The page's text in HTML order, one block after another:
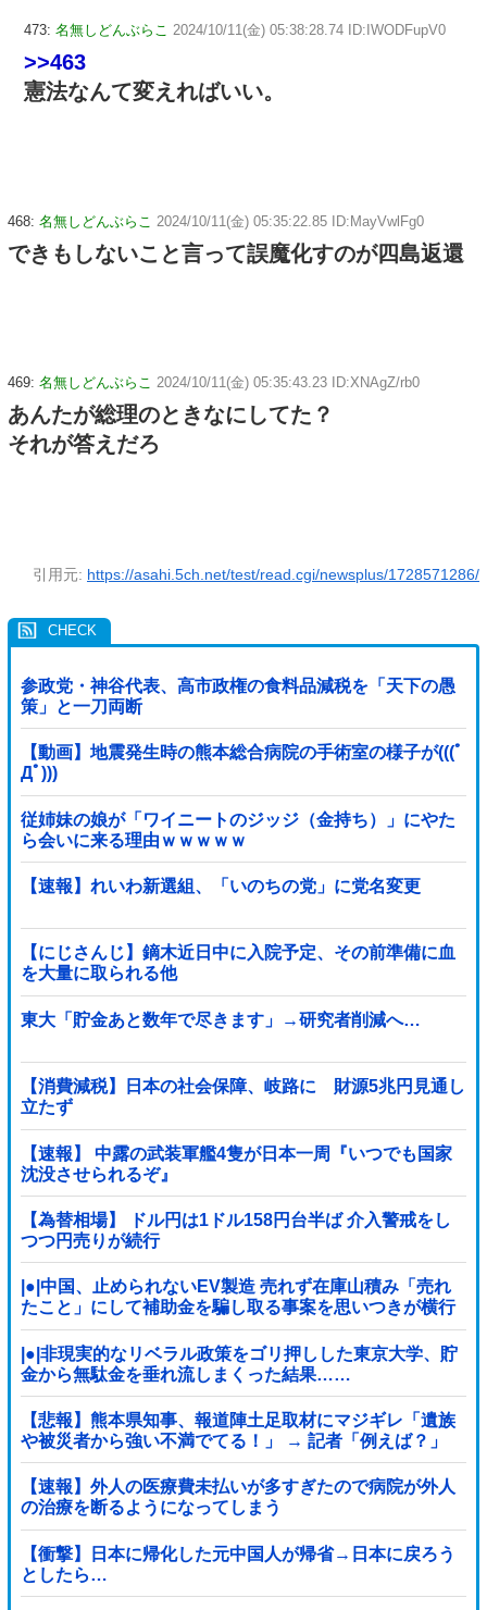
473: 名無しどんぶらこ 2024/10/11(金) 05:38:28.74 ID:IWODFupV0
>>463
憲法なんて変えればいい。
468: 名無しどんぶらこ 2024/10/11(金) 05:35:22.85 ID:MayVwlFg0
できもしないこと言って誤魔化すのが四島返還
469: 名無しどんぶらこ 2024/10/11(金) 05:35:43.23 ID:XNAgZ/rb0
あんたが総理のときなにしてた？
それが答えだろ
引用元: https://asahi.5ch.net/test/read.cgi/newsplus/1728571286/
参政党・神谷代表、高市政権の食料品減税を「天下の愚
策」と一刀両断
【動画】地震発生時の熊本総合病院の手術室の様子が(((ﾟ
Дﾟ)))
従姉妹の娘が「ワイニートのジッジ（金持ち）」にやた
ら会いに来る理由ｗｗｗｗｗ
【速報】れいわ新選組、「いのちの党」に党名変更
【にじさんじ】鏑木近日中に入院予定、その前準備に血
を大量に取られる他
東大「貯金あと数年で尽きます」→研究者削減へ…
【消費減税】日本の社会保障、岐路に 財源5兆円見通し
立たず
【速報】 中露の武装軍艦4隻が日本一周『いつでも国家
沈没させられるぞ』
【為替相場】 ドル円は1ドル158円台半ば 介入警戒をし
つつ円売りが続行
|●|中国、止められないEV製造 売れず在庫山積み「売れ
たこと」にして補助金を騙し取る事案を思いつきが横行
|●|非現実的なリベラル政策をゴリ押しした東京大学、貯
金から無駄金を垂れ流しまくった結果……
【悲報】熊本県知事、報道陣土足取材にマジギレ「遺族
や被災者から強い不満でてる！」 → 記者「例えば？」
→ 知事、怒り通り越して呆れてしまう …...
【速報】外人の医療費未払いが多すぎたので病院が外人
の治療を断るようになってしまう
【衝撃】日本に帰化した元中国人が帰省→日本に戻ろう
としたら…